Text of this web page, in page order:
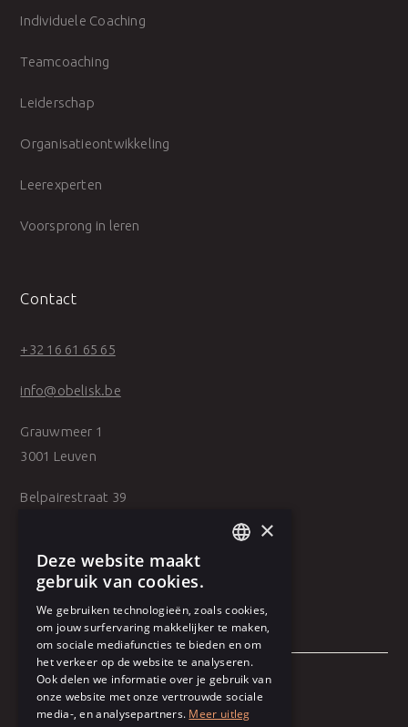
Individuele Coaching
Teamcoaching
Leiderschap
Organisatieontwikkeling
Leerexperten
Voorsprong in leren
Contact
+32 16 61 65 65
info@obelisk.be
Grauwmeer 1
3001 Leuven
Belpairestraat 39
Algemene voorwaarden
FRENCH
×
Deze website maakt
gebruik van cookies.
We gebruiken technologieën, zoals cookies,
om jouw surfervaring makkelijker te maken,
om sociale mediafuncties te bieden en om
het verkeer op de website te analyseren.
Ook delen we informatie over je gebruik van
onze website met onze vertrouwde sociale
media-, en analysepartners. Meer uitleg